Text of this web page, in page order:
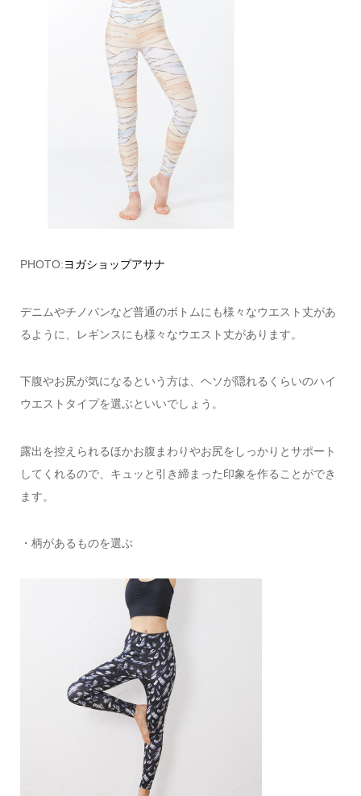
PHOTO:ヨガショップアサナ
デニムやチノパンなど普通のボトムにも様々なウエスト丈があ
るように、レギンスにも様々なウエスト丈があります。
下腹やお尻が気になるという方は、ヘソが隠れるくらいのハイ
ウエストタイプを選ぶといいでしょう。
露出を控えられるほかお腹まわりやお尻をしっかりとサポート
してくれるので、キュッと引き締まった印象を作ることができ
ます。
・柄があるものを選ぶ